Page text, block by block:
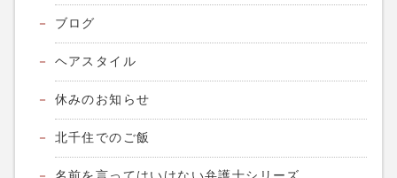
ブログ
ヘアスタイル
休みのお知らせ
北千住でのご飯